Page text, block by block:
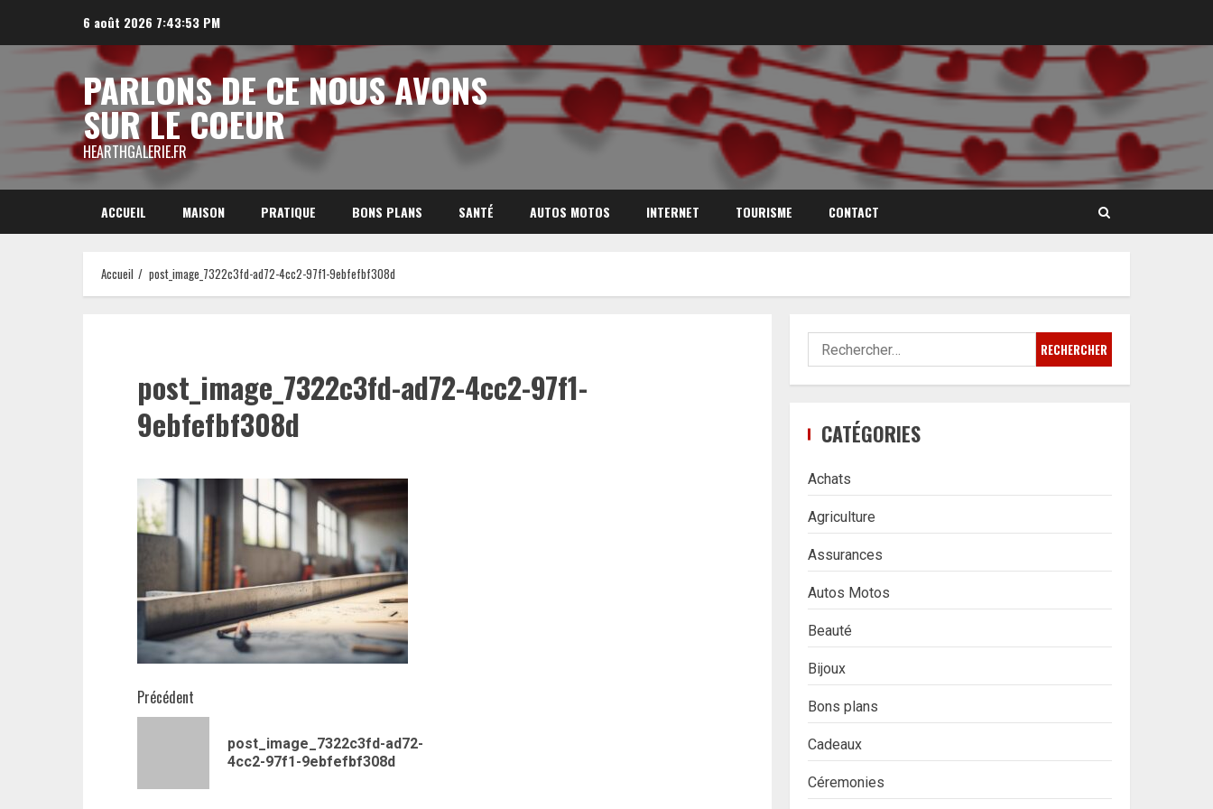
contenu
6 août 2026 7:43:54 PM
PARLONS DE CE NOUS AVONS
SUR LE COEUR
HEARTHGALERIE.FR
ACCUEIL MAISON PRATIQUE BONS PLANS SANTÉ AUTOS MOTOS INTERNET TOURISME CONTACT
Accueil post_image_7322c3fd-ad72-4cc2-97f1-9ebfefbf308d
post_image_7322c3fd-ad72-4cc2-97f1-
9ebfefbf308d
Navigation
Précédent
post_image_7322c3fd-ad72-
4cc2-97f1-9ebfefbf308d
Rechercher :
CATÉGORIES
Achats
Agriculture
Assurances
Autos Motos
Beauté
Bijoux
Bons plans
Cadeaux
Céremonies